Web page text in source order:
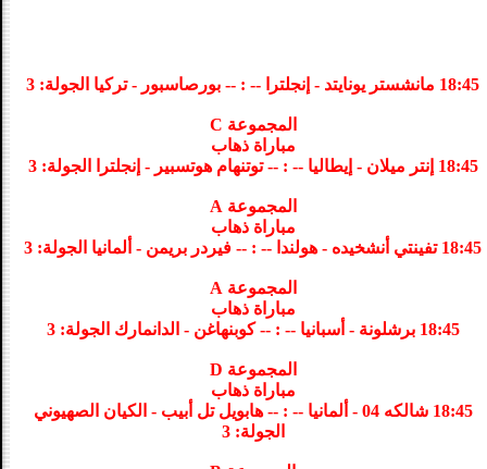
18:45 مانشستر يونايتد - إنجلترا -- : -- بورصاسبور - تركيا الجولة: 3
المجموعة C
مباراة ذهاب
18:45 إنتر ميلان - إيطاليا -- : -- توتنهام هوتسبير - إنجلترا الجولة: 3
المجموعة A
مباراة ذهاب
18:45 تفينتي أنشخيده - هولندا -- : -- فيردر بريمن - ألمانيا الجولة: 3
المجموعة A
مباراة ذهاب
18:45 برشلونة - أسبانيا -- : -- كوبنهاغن - الدانمارك الجولة: 3
المجموعة D
مباراة ذهاب
18:45 شالكه 04 - ألمانيا -- : -- هابويل تل أبيب - الكيان الصهيوني
الجولة: 3